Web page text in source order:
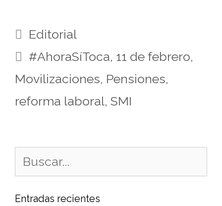
Editorial
#AhoraSíToca, 11 de febrero,
Movilizaciones, Pensiones,
reforma laboral, SMI
Entradas recientes